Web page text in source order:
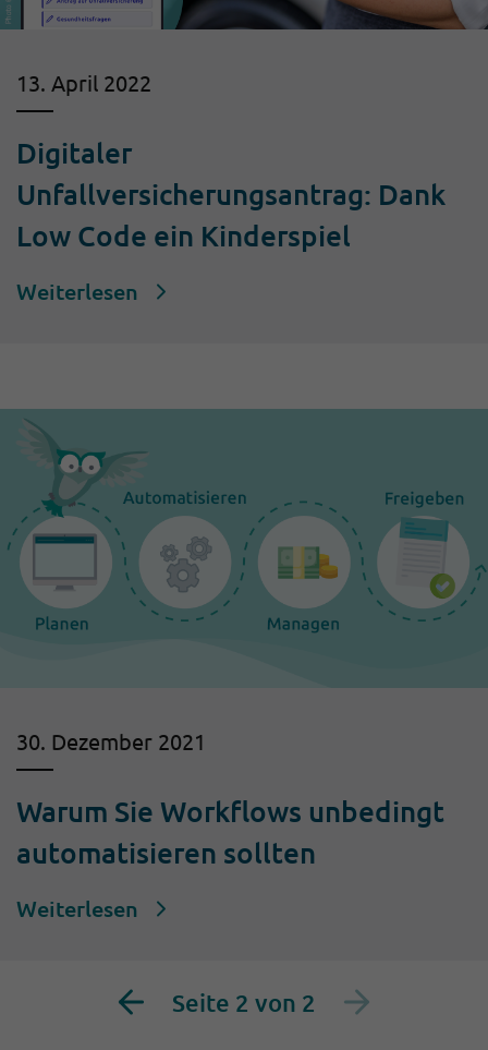
13. April 2022
Digitaler
Unfallversicherungsantrag: Dank
Low Code ein Kinderspiel
Weiterlesen
30. Dezember 2021
Warum Sie Workflows unbedingt
automatisieren sollten
Weiterlesen
Seite 2 von 2